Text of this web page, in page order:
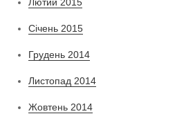
Січень 2015
Грудень 2014
Листопад 2014
Жовтень 2014